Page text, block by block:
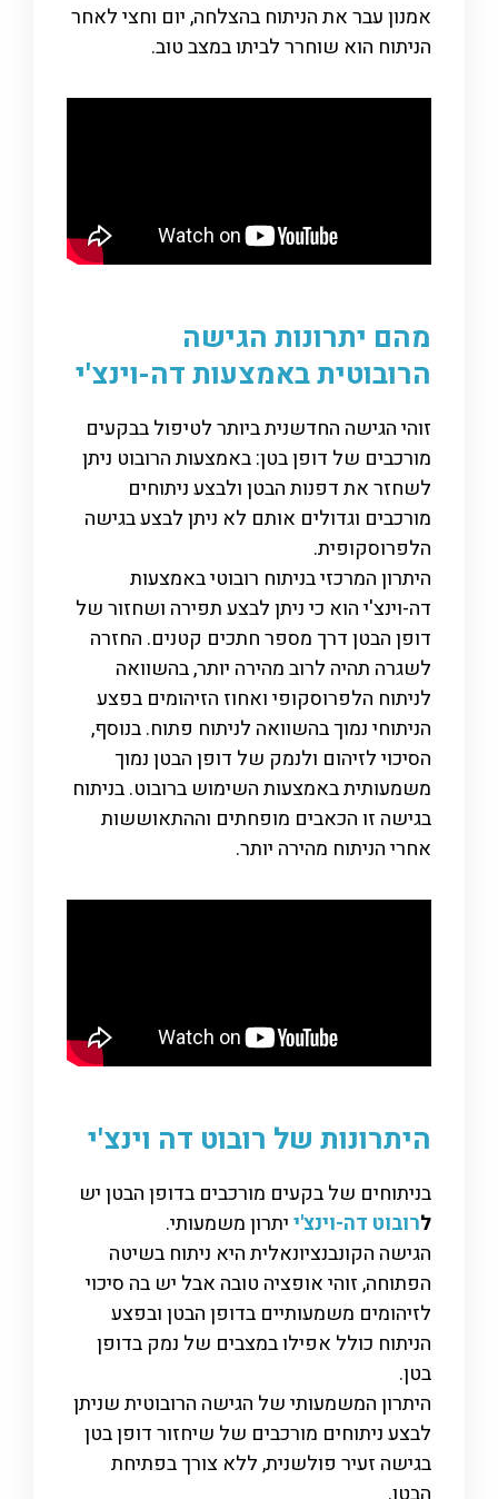
אמנון עבר את הניתוח בהצלחה, יום וחצי לאחר
הניתוח הוא שוחרר לביתו במצב טוב.
מהם יתרונות הגישה
הרובוטית באמצעות דה-וינצ'י
זוהי הגישה החדשנית ביותר לטיפול בבקעים
מורכבים של דופן בטן: באמצעות הרובוט ניתן
לשחזר את דפנות הבטן ולבצע ניתוחים
מורכבים וגדולים אותם לא ניתן לבצע בגישה
הלפרוסקופית.
היתרון המרכזי בניתוח רובוטי באמצעות
דה-וינצ'י הוא כי ניתן לבצע תפירה ושחזור של
דופן הבטן דרך מספר חתכים קטנים. החזרה
לשגרה תהיה לרוב מהירה יותר, בהשוואה
לניתוח הלפרוסקופי ואחוז הזיהומים בפצע
הניתוחי נמוך בהשוואה לניתוח פתוח. בנוסף,
הסיכוי לזיהום ולנמק של דופן הבטן נמוך
משמעותית באמצעות השימוש ברובוט. בניתוח
בגישה זו הכאבים מופחתים וההתאוששות
אחרי הניתוח מהירה יותר.
היתרונות של רובוט דה וינצ'י
בניתוחים של בקעים מורכבים בדופן הבטן יש
לרובוט דה-וינצ'ייתרון משמעותי.
הגישה הקונבנציונאלית היא ניתוח בשיטה
הפתוחה, זוהי אופציה טובה אבל יש בה סיכוי
לזיהומים משמעותיים בדופן הבטן ובפצע
הניתוח כולל אפילו במצבים של נמק בדופן
בטן.
היתרון המשמעותי של הגישה הרובוטית שניתן
לבצע ניתוחים מורכבים של שיחזור דופן בטן
בגישה זעיר פולשנית, ללא צורך בפתיחת